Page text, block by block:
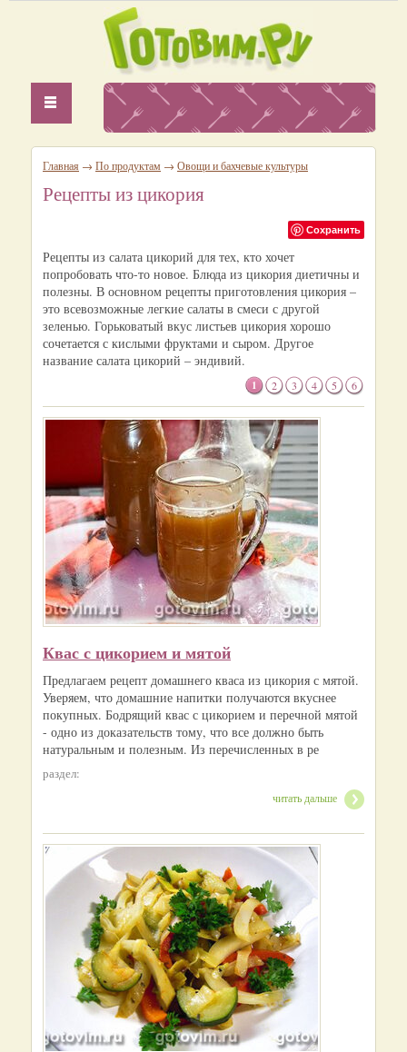
Главная → По продуктам → Овощи и бахчевые культуры
Рецепты из цикория
Сохранить
Рецепты из салата цикорий для тех, кто хочет
попробовать что-то новое. Блюда из цикория диетичны и
полезны. В основном рецепты приготовления цикория –
это всевозможные легкие салаты в смеси с другой
зеленью. Горьковатый вкус листьев цикория хорошо
сочетается с кислыми фруктами и сыром. Другое
название салата цикорий – эндивий.
1 2 3 4 5 6
Квас с цикорием и мятой
Предлагаем рецепт домашнего кваса из цикория с мятой.
Уверяем, что домашние напитки получаются вкуснее
покупных. Бодрящий квас с цикорием и перечной мятой
- одно из доказательств тому, что все должно быть
натуральным и полезным. Из перечисленных в ре
раздел:
читать дальше